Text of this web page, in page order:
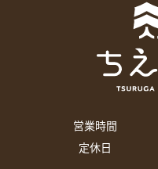
営業時間
定休日